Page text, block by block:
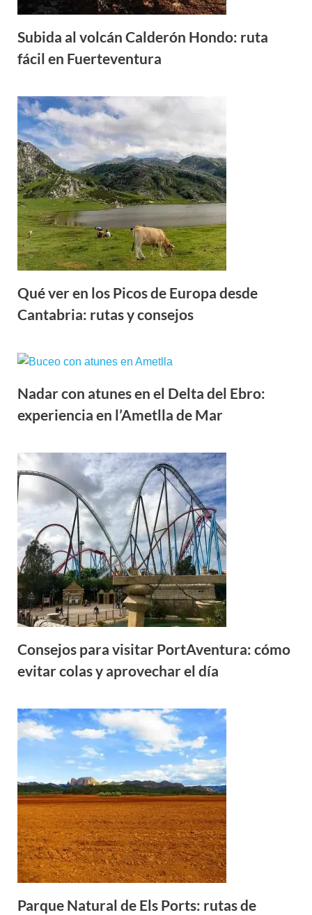
Subida al volcán Calderón Hondo: ruta
fácil en Fuerteventura
Qué ver en los Picos de Europa desde
Cantabria: rutas y consejos
Nadar con atunes en el Delta del Ebro:
experiencia en l’Ametlla de Mar
Consejos para visitar PortAventura: cómo
evitar colas y aprovechar el día
Parque Natural de Els Ports: rutas de